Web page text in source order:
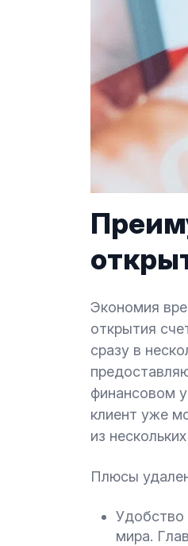
Экономия
открытия
сразу в
финансовом
клиент уже
из
Плюсы
Удобство
мира.